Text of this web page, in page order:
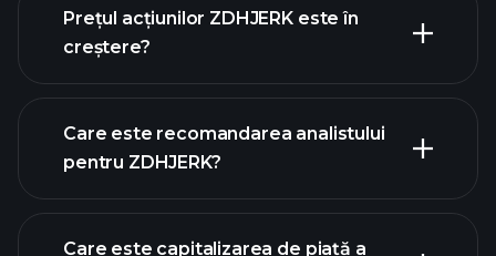
Prețul acțiunilor ZDHJERK este în
creștere?
graficul ZDHJERK
Care este recomandarea analistului
pentru ZDHJERK?
Care este capitalizarea de piață a